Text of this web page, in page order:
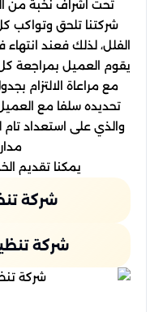
تحت اشراف نخبة من
شركتنا تلحق
الفلل، لذلك فعند
يقوم العميل بمراجعة
مع مراعاة الالتزام
تحديده سلفا مع
والذي على استعداد تام
مدار
يمكنا تقديم
شركة
شركة